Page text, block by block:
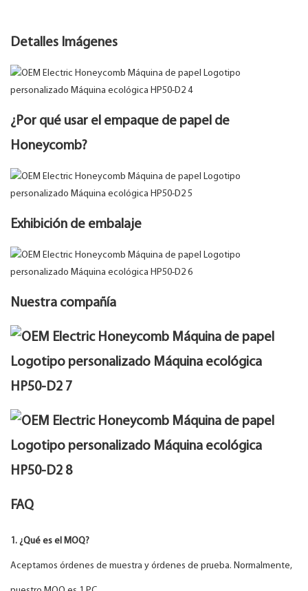
Detalles Imágenes
¿Por qué usar el empaque de papel de
Honeycomb?
Exhibición de embalaje
Nuestra compañía
FAQ
1. ¿Qué es el MOQ?
Aceptamos órdenes de muestra y órdenes de prueba. Normalmente,